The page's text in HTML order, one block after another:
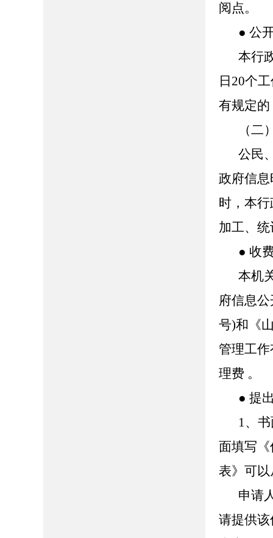
阅点。
● 公
本行
日20个
有规定
（二
公民
政府信
时，本
加工、
● 收
本机
府信息
号)和《
管理工
理费 。
● 提
1、
面填写
表》可
申请
请提供